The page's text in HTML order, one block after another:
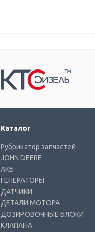
Каталог
Рубрикатор запчастей
JOHN DEERE
АКБ
ГЕНЕРАТОРЫ
ДАТЧИКИ
ДЕТАЛИ МОТОРА
ДОЗИРОВОЧНЫЕ БЛОКИ
КЛАПАНА